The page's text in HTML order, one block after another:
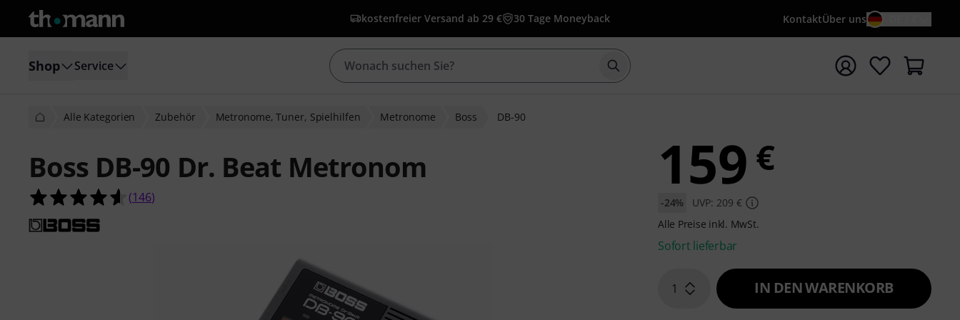
kostenfreier Versand ab 29 € 30 Tage Moneyback KontaktÜber uns
Shop Service Suche mit Suchwort {searchTerm} starten
Alle Kategorien Zubehör Metronome, Tuner, Spielhilfen Metronome Boss DB-90
Boss DB-90 Dr. Beat Metronom
4.6 von 5 Sternen aus 146 Kundenbewertungen
(146) 159 €
-24%
UVP: 209 €
Alle Preise inkl. MwSt.
Sofort lieferbar
1 IN DEN WARENKORB